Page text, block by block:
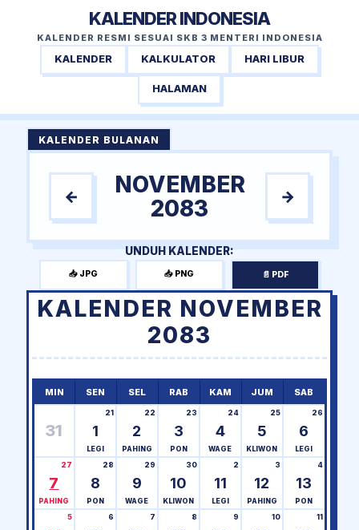
KALENDER INDONESIA
KALENDER RESMI SESUAI SKB 3 MENTERI INDONESIA
KALENDER KALKULATOR HARI LIBUR
HALAMAN
KALENDER BULANAN
←
NOVEMBER
2083
→
UNDUH KALENDER:
📥 JPG 📥 PNG 📄 PDF
KALENDER NOVEMBER
2083
MIN SEN SEL RAB KAM JUM SAB
31 1
21
LEGI
2
22
PAHING
3
23
PON
4
24
WAGE
5
25
KLIWON
6
26
LEGI
7
27
PAHING
8
28
PON
9
29
WAGE
10
30
KLIWON
11
2
LEGI
12
3
PAHING
13
4
PON
5 6 7 8 9 10 11